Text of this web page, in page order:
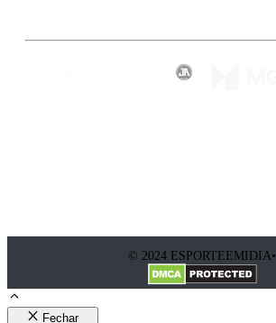
© 2024 ESPORTEEMIDIA•
Fechar